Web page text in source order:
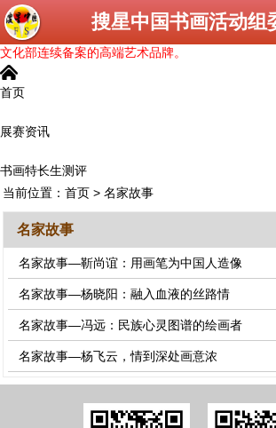
搜星中国书画活动组
文化部连续备案的高端艺术品牌。
󰄫
首页
展赛资讯
书画特长生测评
当前位置： 首页> 名家故事
名家故事
名家故事—靳尚谊：用画笔为中国人造像
名家故事—杨晓阳：融入血液的丝路情
名家故事—冯远：民族心灵图谱的绘画者
名家故事—杨飞云，情到深处画意浓